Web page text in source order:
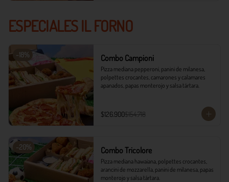
ESPECIALES IL FORNO
-18% Combo Campioni
Pizza mediana pepperoni, panini de milanesa,
polpettes crocantes, camarones y calamares
apanados, papas monterojo y salsa tártara.
$126.900$154.718
-20% Combo Tricolore
Pizza mediana hawaiana, polpettes crocantes,
arancini de mozzarella, panini de milanesa, papas
monterojo y salsa tártara.